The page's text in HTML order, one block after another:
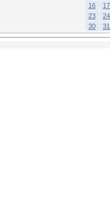
16
17
23
24
30
31